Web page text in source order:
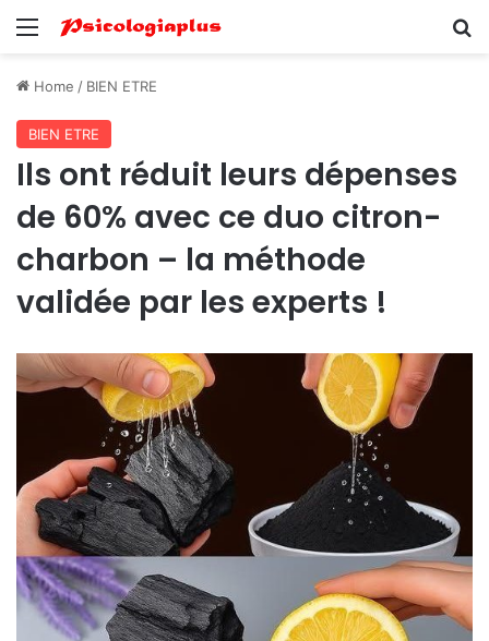
Menu
Home / BIEN ETRE
BIEN ETRE
Ils ont réduit leurs dépenses
de 60% avec ce duo citron-
charbon – la méthode
validée par les experts !